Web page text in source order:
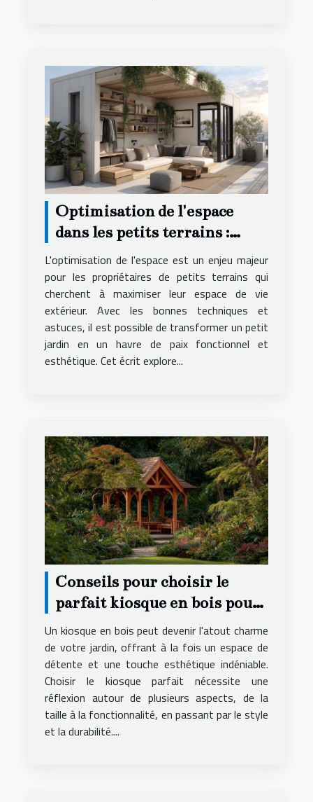
Optimisation de l'espace
dans les petits terrains :
techniques et astuces
L'optimisation de l'espace est un enjeu majeur
pour les propriétaires de petits terrains qui
cherchent à maximiser leur espace de vie
extérieur. Avec les bonnes techniques et
astuces, il est possible de transformer un petit
jardin en un havre de paix fonctionnel et
esthétique. Cet écrit explore...
Conseils pour choisir le
parfait kiosque en bois pour
votre jardin
Un kiosque en bois peut devenir l'atout charme
de votre jardin, offrant à la fois un espace de
détente et une touche esthétique indéniable.
Choisir le kiosque parfait nécessite une
réflexion autour de plusieurs aspects, de la
taille à la fonctionnalité, en passant par le style
et la durabilité....